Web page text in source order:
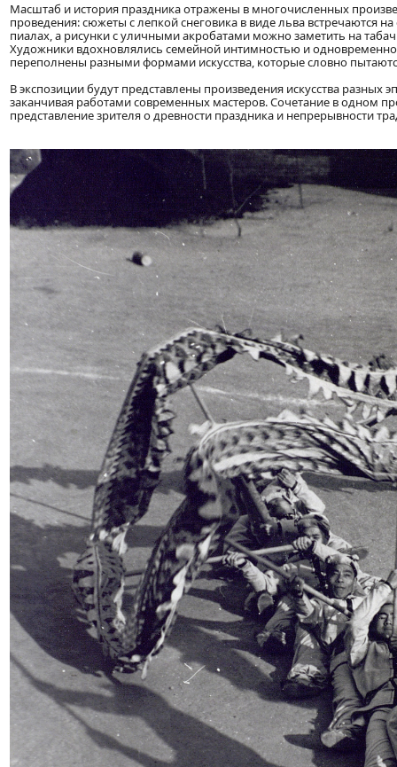
Масштаб и история праздника отражены в многочисленных
проведения: сюжеты с лепкой снеговика в виде льва встречаются
пиалах, а рисунки с уличными акробатами можно заметить на
Художники вдохновлялись семейной интимностью и одновременно
переполнены разными формами искусства, которые словно
В экспозиции будут представлены произведения искусства разных
заканчивая работами современных мастеров. Сочетание в одном
представление зрителя о древности праздника и непрерывности